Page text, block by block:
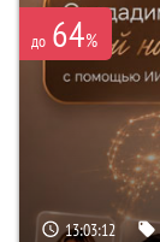
до 64%
13:03:11